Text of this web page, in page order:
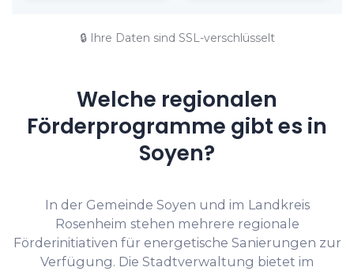
🔒 Ihre Daten sind SSL-verschlüsselt
Welche regionalen
Förderprogramme gibt es in
Soyen?
In der Gemeinde Soyen und im Landkreis
Rosenheim stehen mehrere regionale
Förderinitiativen für energetische Sanierungen zur
Verfügung. Die Stadtverwaltung bietet im